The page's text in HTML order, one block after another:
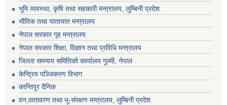
भूमि व्यवस्था, कृषि तथा सहकारी मन्त्रालय, लु्म्बिनी प्रदेश
भाैतिक तथा यातायात मन्त्रालय
नेपाल सरकार गृह मन्त्रालय
नेपाल सरकार शिक्षा, विज्ञान तथा प्रविधि मन्त्रालय
जिल्ला समन्वय समितिको कार्यालय गुल्मी, नेपाल
केन्द्रिय पञ्जिकरण विभाग
कान्तिपुर दैनिक
वन,वातावरण तथा भू-संरक्षण मन्त्रालय, लुम्बिनी प्रदेश